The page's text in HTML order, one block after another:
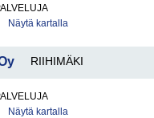
Näytä kartalla
RIIHIMÄKI
Näytä kartalla